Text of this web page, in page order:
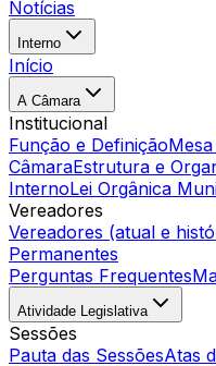
Notícias
Interno
Início
A Câmara
Institucional
Função e Definição
CâmaraEstrutura e
InternoLei Orgânica
Vereadores
Vereadores (atual e
Permanentes
Perguntas Frequentes
Atividade Legislativa
Sessões
Pauta das SessõesAtas